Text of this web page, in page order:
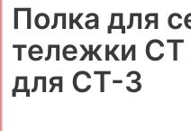
Полка для
тележки
для СТ-3